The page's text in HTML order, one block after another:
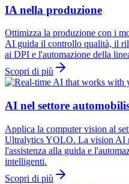
IA nella produzione
Ottimizza la produzione con i
AI guida il controllo qualità, il
ai DPI e l'automazione della
Scopri di più
AI nel settore
Applica la computer vision al
Ultralytics YOLO. La vision AI
l'assistenza alla guida e
intelligenti.
Scopri di più